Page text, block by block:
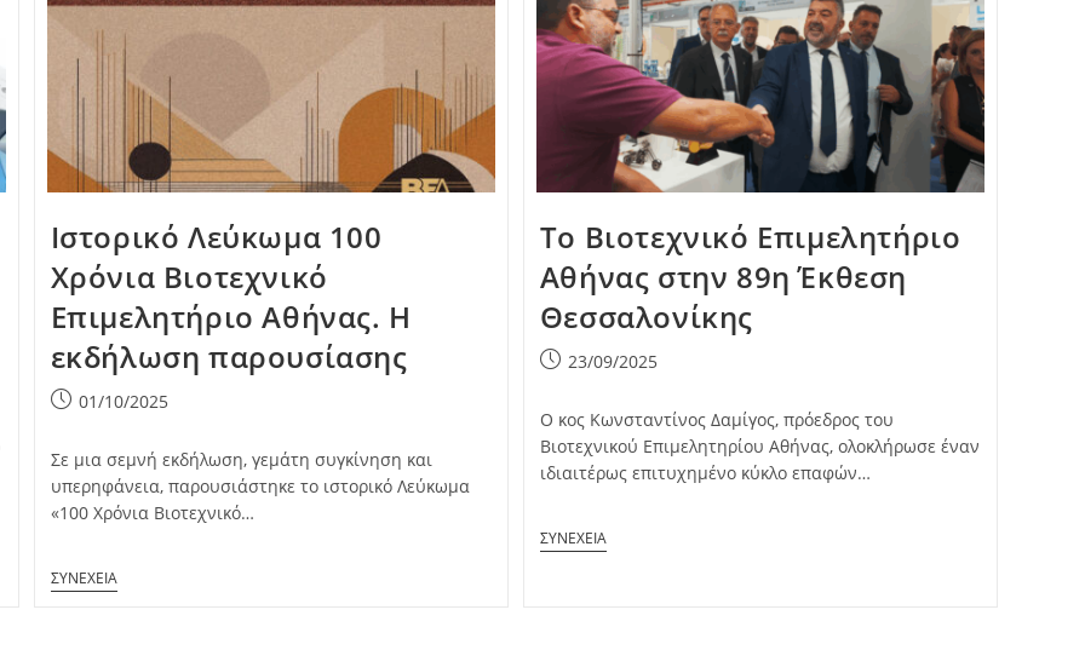
Ιστορικό Λεύκωμα 100
Χρόνια Βιοτεχνικό
Επιμελητήριο Αθήνας. Η
εκδήλωση παρουσίασης
Post01/10/2025
Σε μια σεμνή εκδήλωση, γεμάτη συγκίνηση και
υπερηφάνεια, παρουσιάστηκε το ιστορικό Λεύκωμα
«100 Χρόνια Βιοτεχνικό…
Το Βιοτεχνικό Επιμελητήριο
Αθήνας στην 89η Έκθεση
Θεσσαλονίκης
Post23/09/2025
Ο κος Κωνσταντίνος Δαμίγος, πρόεδρος του
Βιοτεχνικού Επιμελητηρίου Αθήνας, ολοκλήρωσε έναν
ιδιαιτέρως επιτυχημένο κύκλο επαφών…